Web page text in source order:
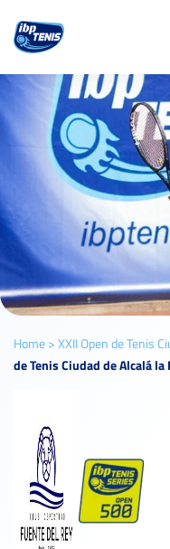
Home>XXII Open de Tenis
de Tenis Ciudad de Alcalá la